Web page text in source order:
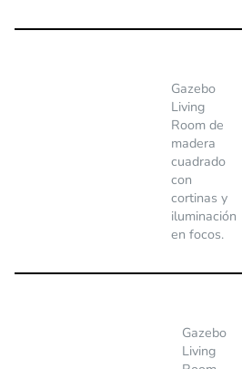
Gazebo
Living
Room de
madera
cuadrado
con
cortinas y
iluminación
en focos.
Gazebo
Living